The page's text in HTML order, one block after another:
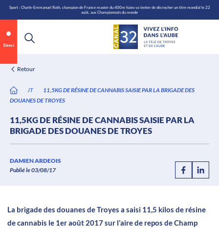
Aller
au
contenu
Sport : Charle-Emmanuel Roth, champion de France master du 400m haies va tenter de décrocher un titre mondial le 22
août, aux Championnats du monde
Direct
Retour
JT
11,5KG DE RÉSINE DE CANNABIS SAISIE PAR LA BRIGADE DES
DOUANES DE TROYES
11,5KG DE RÉSINE DE CANNABIS SAISIE PAR LA
BRIGADE DES DOUANES DE TROYES
DAMIEN ARDEOIS
Publié le 03/08/17
0:06 / 0:12
La brigade des douanes de Troyes a saisi 11,5 kilos de résine
de cannabis le 1er août 2017 sur l’aire de repos de Champ